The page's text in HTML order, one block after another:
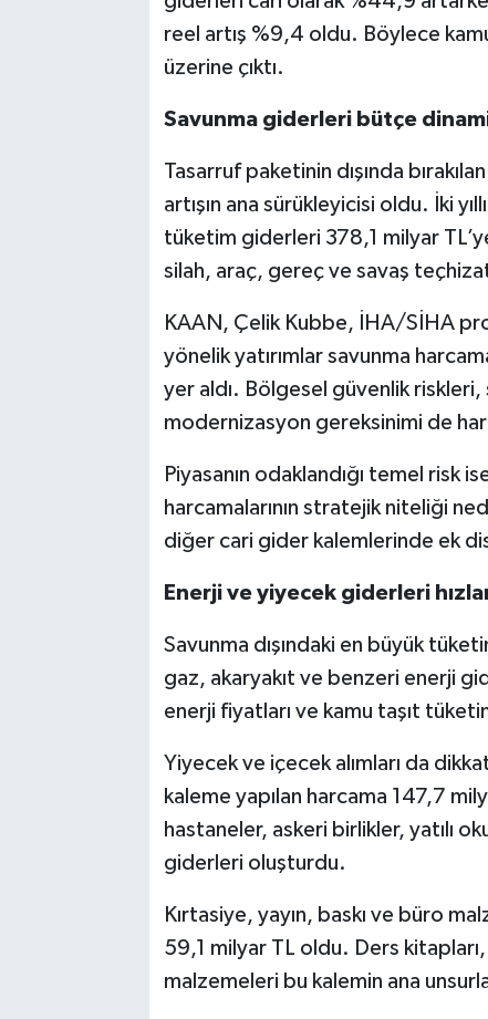
reel artış %9,4 oldu. Böylece
üzerine çıktı.
Savunma giderleri bütçe
Tasarruf paketinin dışında
artışın ana sürükleyicisi oldu. İki
tüketim giderleri 378,1 milyar
silah, araç, gereç ve savaş
KAAN, Çelik Kubbe, İHA/SİHA
yönelik yatırımlar savunma
yer aldı. Bölgesel güvenlik
modernizasyon gereksinimi de
Piyasanın odaklandığı temel risk
harcamalarının stratejik niteliği
diğer cari gider kalemlerinde ek
Enerji ve yiyecek giderleri
Savunma dışındaki en büyük
gaz, akaryakıt ve benzeri enerji
enerji fiyatları ve kamu taşıt
Yiyecek ve içecek alımları da
kaleme yapılan harcama 147,7
hastaneler, askeri birlikler, yatılı
giderleri oluşturdu.
Kırtasiye, yayın, baskı ve büro
59,1 milyar TL oldu. Ders
malzemeleri bu kalemin ana